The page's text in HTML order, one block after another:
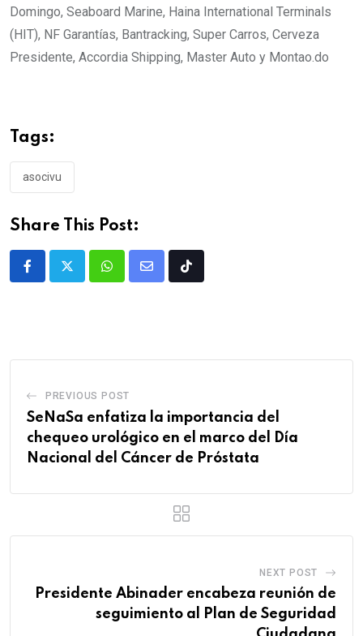
Domingo, Seaboard Marine, Haina International Terminals
(HIT), NF Garantías, Bantracking, Super Carros, Cerveza
Presidente, Accordia Shipping, Master Auto y Montao.do
Tags:
asocivu
Share This Post:
PREVIOUS POST
SeNaSa enfatiza la importancia del
chequeo urológico en el marco del Día
Nacional del Cáncer de Próstata
NEXT POST
Presidente Abinader encabeza reunión de
seguimiento al Plan de Seguridad